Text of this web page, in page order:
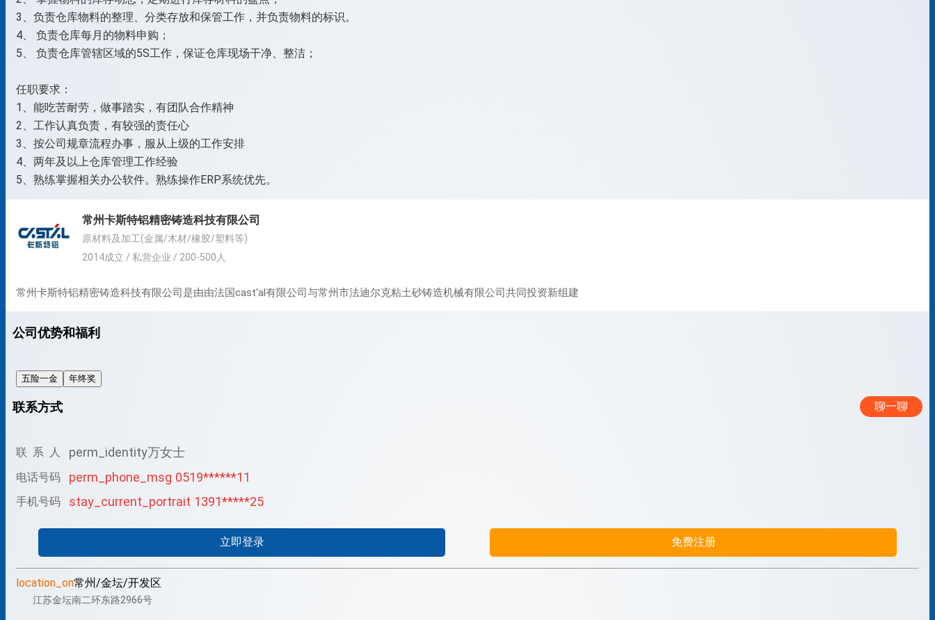
3、负责仓库物料的整理、分类存放和保管工作，并负责物料的标识。
4、 负责仓库每月的物料申购；
5、 负责仓库管辖区域的5S工作，保证仓库现场干净、整洁；
任职要求：
1、能吃苦耐劳，做事踏实，有团队合作精神
2、工作认真负责，有较强的责任心
3、按公司规章流程办事，服从上级的工作安排
4、两年及以上仓库管理工作经验
5、熟练掌握相关办公软件。熟练操作ERP系统优先。
常州卡斯特铝精密铸造科技有限公司
原材料及加工(金属/木材/橡胶/塑料等)
2014成立 / 私营企业 / 200-500人
常州卡斯特铝精密铸造科技有限公司是由由法国cast'al有限公司与常州市法迪尔克粘土砂铸造机械有限公司共同投资新组建
公司优势和福利
五险一金 年终奖
联系方式 聊一聊
联 系 人 perm_identity万女士
电话号码 perm_phone_msg 0519******11
手机号码 stay_current_portrait 1391*****25
立即登录 免费注册
location_on常州/金坛/开发区
江苏金坛南二环东路2966号